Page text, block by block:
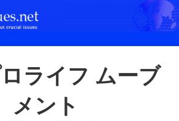
ライフ ムーブ
メント